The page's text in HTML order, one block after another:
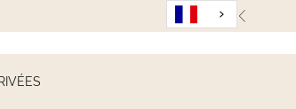
Précédent